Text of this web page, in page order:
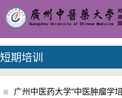
短期培训
广州中医药大学“中医肿瘤学